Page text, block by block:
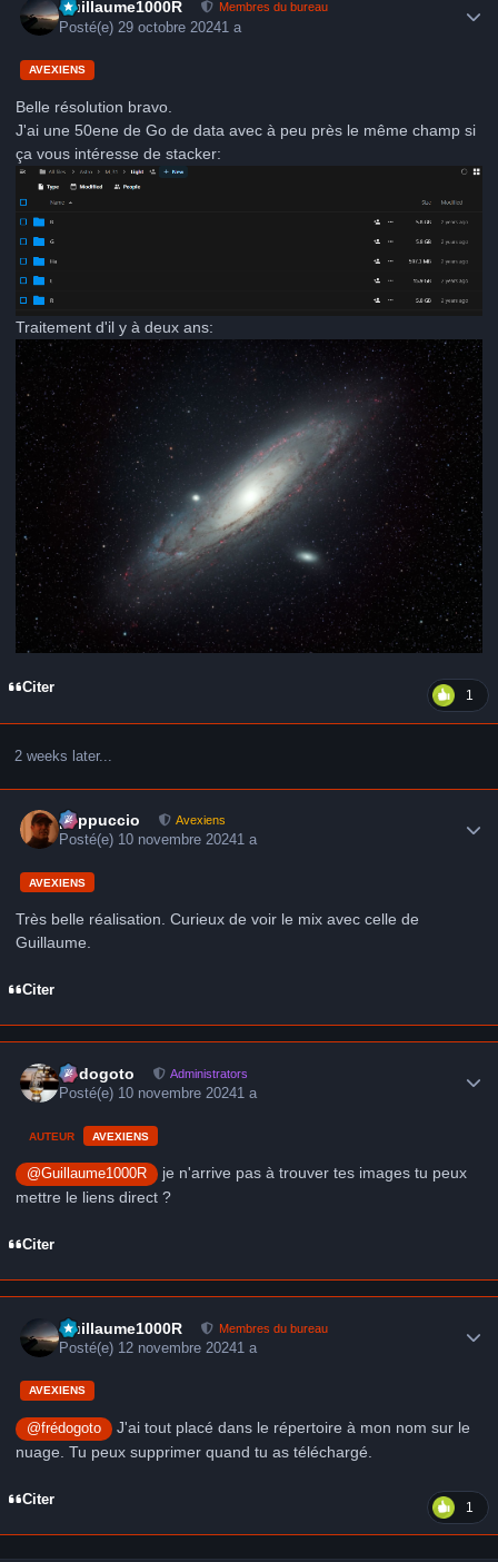
Guillaume1000R Membres du bureau
Posté(e)29 octobre 20241 a
AVEXIENS
Belle résolution bravo.
J'ai une 50ene de Go de data avec à peu près le même champ si
ça vous intéresse de stacker:
Traitement d'il y à deux ans:
Citer 1
2 weeks later...
peppuccio Avexiens
Posté(e) 10 novembre 20241 a
AVEXIENS
Très belle réalisation. Curieux de voir le mix avec celle de
Guillaume.
Citer
frédogoto Administrators
Posté(e) 10 novembre 20241 a
AUTEUR AVEXIENS
@Guillaume1000R
je n'arrive pas à trouver tes images tu peux
mettre le liens direct ?
Citer
Guillaume1000R Membres du bureau
Posté(e) 12 novembre 20241 a
AVEXIENS
@frédogoto
J'ai tout placé dans le répertoire à mon nom sur le
nuage. Tu peux supprimer quand tu as téléchargé.
Citer 1